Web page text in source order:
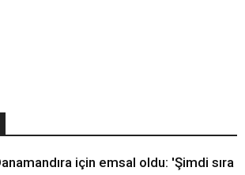
için emsal oldu: 'Şimdi sıra